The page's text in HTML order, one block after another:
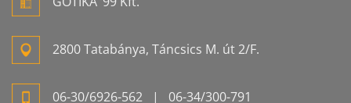
2800 Tatabánya, Táncsics M. út 2/F.
06-30/6926-562 | 06-34/300-791